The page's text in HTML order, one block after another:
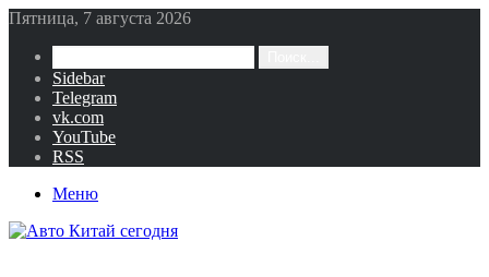
Пятница, 7 августа 2026
Sidebar
Telegram
vk.com
YouTube
RSS
Меню